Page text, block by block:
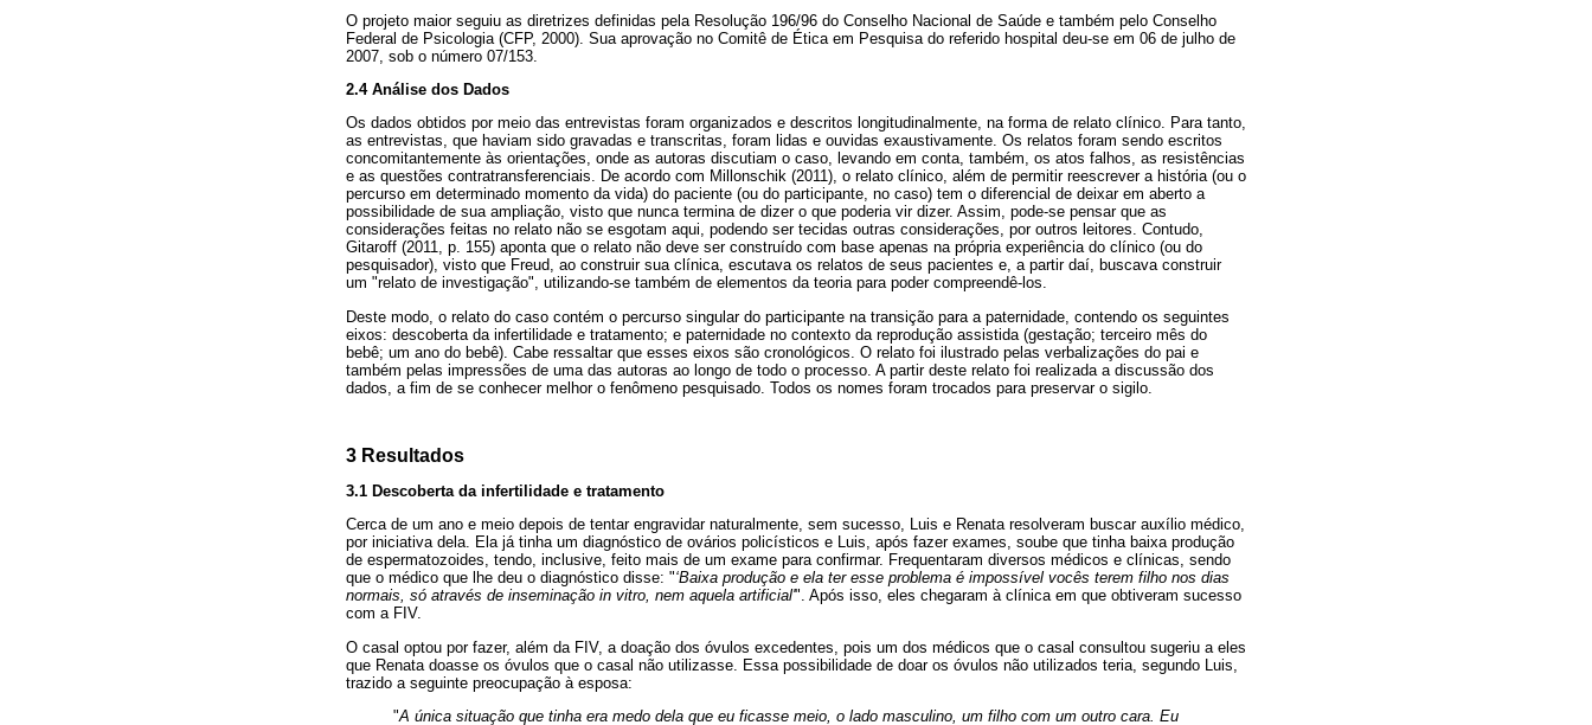
O projeto maior seguiu as diretrizes definidas pela Resolução 196/96 do Conselho Nacional de Saúde e também pelo Conselho
Federal de Psicologia (CFP, 2000). Sua aprovação no Comitê de Ética em Pesquisa do referido hospital deu-se em 06 de julho de
2007, sob o número 07/153.
2.4 Análise dos Dados
Os dados obtidos por meio das entrevistas foram organizados e descritos longitudinalmente, na forma de relato clínico. Para tanto,
as entrevistas, que haviam sido gravadas e transcritas, foram lidas e ouvidas exaustivamente. Os relatos foram sendo escritos
concomitantemente às orientações, onde as autoras discutiam o caso, levando em conta, também, os atos falhos, as resistências
e as questões contratransferenciais. De acordo com Millonschik (2011), o relato clínico, além de permitir reescrever a história (ou o
percurso em determinado momento da vida) do paciente (ou do participante, no caso) tem o diferencial de deixar em aberto a
possibilidade de sua ampliação, visto que nunca termina de dizer o que poderia vir dizer. Assim, pode-se pensar que as
considerações feitas no relato não se esgotam aqui, podendo ser tecidas outras considerações, por outros leitores. Contudo,
Gitaroff (2011, p. 155) aponta que o relato não deve ser construído com base apenas na própria experiência do clínico (ou do
pesquisador), visto que Freud, ao construir sua clínica, escutava os relatos de seus pacientes e, a partir daí, buscava construir
um "relato de investigação", utilizando-se também de elementos da teoria para poder compreendê-los.
Deste modo, o relato do caso contém o percurso singular do participante na transição para a paternidade, contendo os seguintes
eixos: descoberta da infertilidade e tratamento; e paternidade no contexto da reprodução assistida (gestação; terceiro mês do
bebê; um ano do bebê). Cabe ressaltar que esses eixos são cronológicos. O relato foi ilustrado pelas verbalizações do pai e
também pelas impressões de uma das autoras ao longo de todo o processo. A partir deste relato foi realizada a discussão dos
dados, a fim de se conhecer melhor o fenômeno pesquisado. Todos os nomes foram trocados para preservar o sigilo.
3 Resultados
3.1 Descoberta da infertilidade e tratamento
Cerca de um ano e meio depois de tentar engravidar naturalmente, sem sucesso, Luis e Renata resolveram buscar auxílio médico,
por iniciativa dela. Ela já tinha um diagnóstico de ovários policísticos e Luis, após fazer exames, soube que tinha baixa produção
de espermatozoides, tendo, inclusive, feito mais de um exame para confirmar. Frequentaram diversos médicos e clínicas, sendo
que o médico que lhe deu o diagnóstico disse: "‘Baixa produção e ela ter esse problema é impossível vocês terem filho nos dias
normais, só através de inseminação in vitro, nem aquela artificial'". Após isso, eles chegaram à clínica em que obtiveram sucesso
com a FIV.
O casal optou por fazer, além da FIV, a doação dos óvulos excedentes, pois um dos médicos que o casal consultou sugeriu a eles
que Renata doasse os óvulos que o casal não utilizasse. Essa possibilidade de doar os óvulos não utilizados teria, segundo Luis,
trazido a seguinte preocupação à esposa:
"A única situação que tinha era medo dela que eu ficasse meio, o lado masculino, um filho com um outro cara. Eu